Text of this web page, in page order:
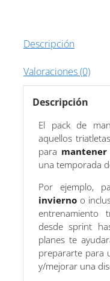
Descripción
Valoraciones (0)
Descripción
El pack de
aquellos
para
una temporada
Por ejemplo,
inviernoo
entrenamiento
desde sprint
planes te
prepararte para
y/mejorar una